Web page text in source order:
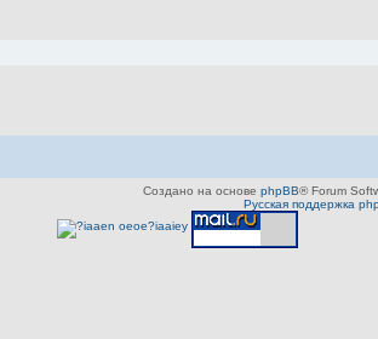
Создано на основе phpBB® Forum
Русская поддержка